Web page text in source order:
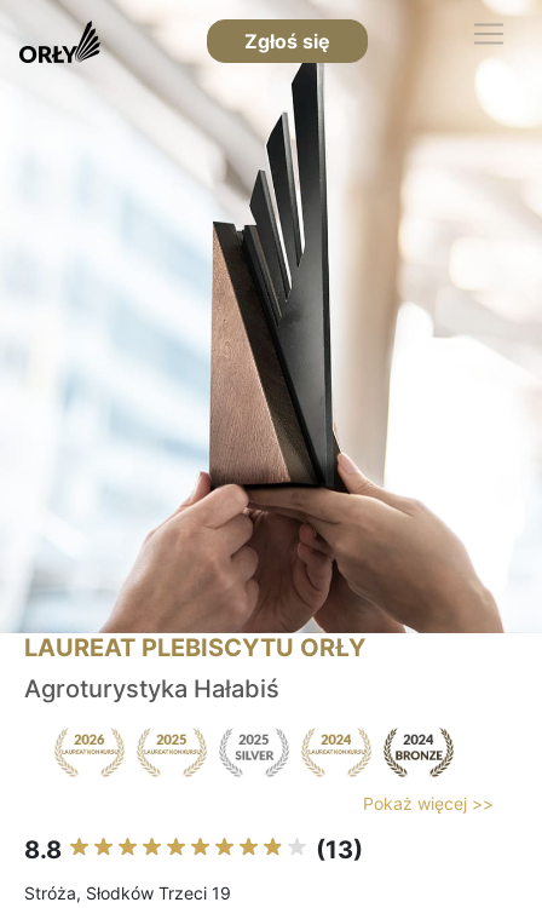
Zgłoś się
LAUREAT PLEBISCYTU ORŁY
Agroturystyka Hałabiś
Pokaż więcej >>
8.8 (13)
Stróża, Słodków Trzeci 19